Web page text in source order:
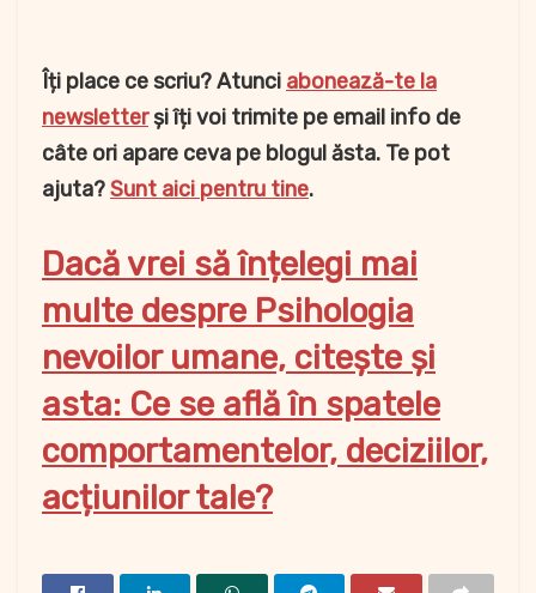
Îți place ce scriu? Atunci abonează-te la
newsletterși îți voi trimite pe email info de
câte ori apare ceva pe blogul ăsta. Te pot
ajuta?Sunt aici pentru tine.
Dacă vrei să înțelegi mai
multe despre Psihologia
nevoilor umane, citește și
asta: Ce se află în spatele
comportamentelor, deciziilor,
acțiunilor tale?